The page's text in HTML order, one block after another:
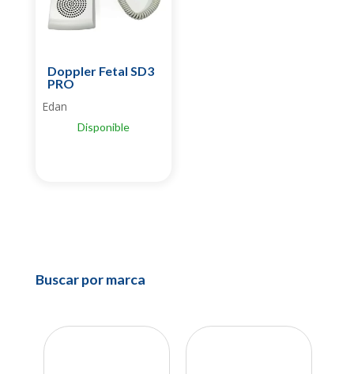
Doppler Fetal SD3
PRO
Edan
Disponible
Buscar por marca